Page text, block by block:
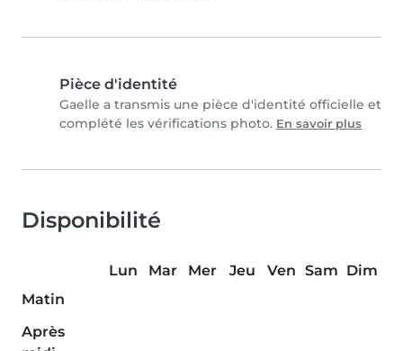
Pièce d'identité
Gaelle a transmis une pièce d'identité officielle et
complété les vérifications photo. En savoir plus
Disponibilité
Lun Mar Mer Jeu Ven Sam Dim
Matin
Après